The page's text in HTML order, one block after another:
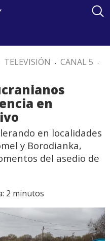
TELEVISIÓN . CANAL 5 .
en
en localidades
y Borodianka,
del asedio de
2 minutos